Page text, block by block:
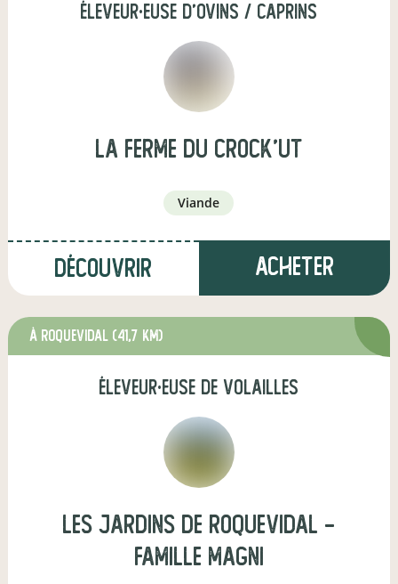
éleveur·euse d'ovins / caprins
La ferme du Crock'ut
viande
Découvrir Acheter
à Roquevidal (41,7 km)
éleveur·euse de volailles
Les jardins de Roquevidal -
famille magni